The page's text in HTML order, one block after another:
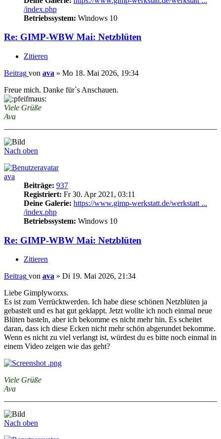
/index.php
Betriebssystem: Windows 10
Re: GIMP-WBW Mai: Netzblüten
Zitieren
Beitrag von ava » Mo 18. Mai 2026, 19:34
Freue mich. Danke für`s Anschauen.
Viele Grüße
Ava
Nach oben
ava
Beiträge: 937
Registriert: Fr 30. Apr 2021, 03:11
Deine Galerie: https://www.gimp-werkstatt.de/werkstatt ...
/index.php
Betriebssystem: Windows 10
Re: GIMP-WBW Mai: Netzblüten
Zitieren
Beitrag von ava » Di 19. Mai 2026, 21:34
Liebe Gimplyworxs.
Es ist zum Verrücktwerden. Ich habe diese schönen Netzblüten ja
gebastelt und es hat gut geklappt. Jetzt wollte ich noch einmal neue
Blüten basteln, aber ich bekomme es nicht mehr hin. Es scheitet
daran, dass ich diese Ecken nicht mehr schön abgerundet bekomme.
Wenn es nicht zu viel verlangt ist, würdest du es bitte noch einmal in
einem Video zeigen wie das geht?
Viele Grüße
Ava
Nach oben